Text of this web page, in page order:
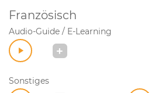
Französisch
Audio-Guide / E-Learning
Sonstiges